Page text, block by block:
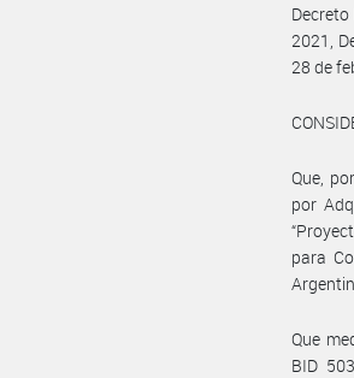
2021,
28 de
Que,
por
para
Que
BID